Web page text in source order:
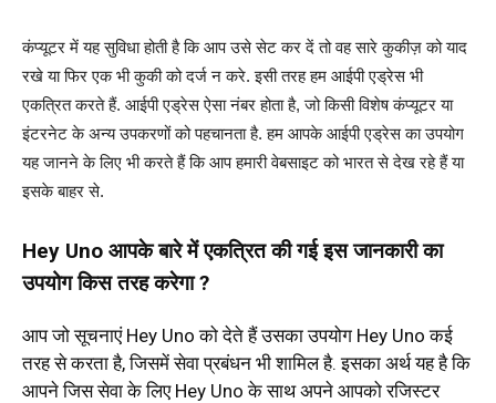
कंप्यूटर में यह सुविधा होती है कि आप उसे सेट कर दें तो वह सारे कुकीज़ को याद
रखे या फिर एक भी कुकी को दर्ज न करे. इसी तरह हम आईपी एड्रेस भी
एकत्रित करते हैं. आईपी एड्रेस ऐसा नंबर होता है, जो किसी विशेष कंप्यूटर या
इंटरनेट के अन्य उपकरणों को पहचानता है. हम आपके आईपी एड्रेस का उपयोग
यह जानने के लिए भी करते हैं कि आप हमारी वेबसाइट को भारत से देख रहे हैं या
इसके बाहर से.
Hey Uno आपके बारे में एकत्रित की गई इस जानकारी का
उपयोग किस तरह करेगा ?
आप जो सूचनाएं Hey Uno को देते हैं उसका उपयोग Hey Uno कई
तरह से करता है, जिसमें सेवा प्रबंधन भी शामिल है. इसका अर्थ यह है कि
आपने जिस सेवा के लिए Hey Uno के साथ अपने आपको रजिस्टर